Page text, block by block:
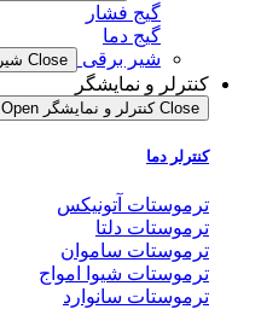
گیج فشار
گیج دما
شیر برقی
Close شیر برقی
کنترلر و نمایشگر
Close کنترلر و نمایشگر Open کنترلر و نمایشگر
کنترلر دما
ترموستات آتونیکس
ترموستات دلتا
ترموستات ساموان
ترموستات شیوا امواج
ترموستات سانوارد